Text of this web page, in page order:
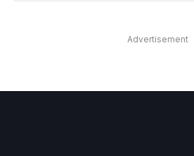
Advertisement